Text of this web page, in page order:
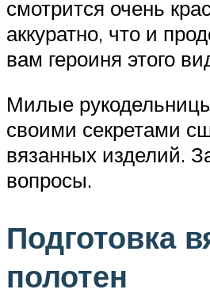
смотрится очень
аккуратно, что и
вам героиня этого
Милые
своими секретами
вязанных изделий.
вопросы.
Подготовка
полотен